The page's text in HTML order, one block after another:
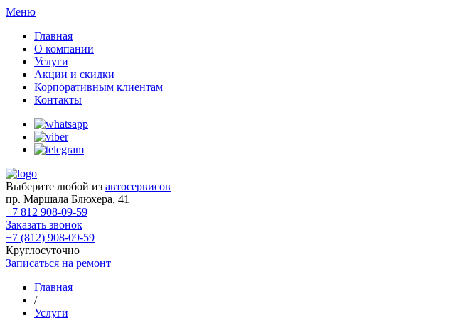
Меню
Главная
О компании
Услуги
Акции и скидки
Корпоративным клиентам
Контакты
Выберите любой из автосервисов
пр. Маршала Блюхера, 41
+7 812 908-09-59
Заказать звонок
+7 (812) 908-09-59
Круглосуточно
Записаться на ремонт
Главная
/
Услуги